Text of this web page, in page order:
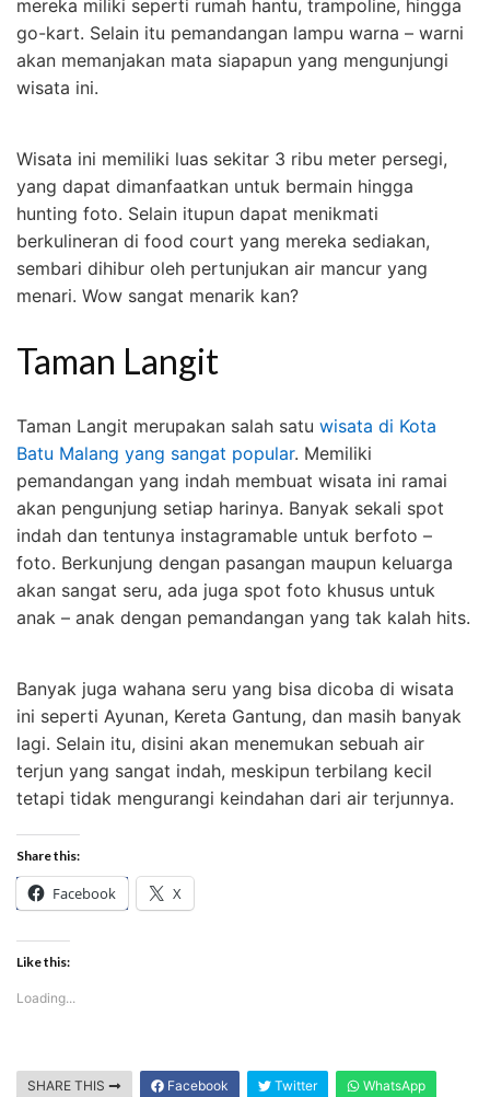
mereka miliki seperti rumah hantu, trampoline, hingga
go-kart. Selain itu pemandangan lampu warna – warni
akan memanjakan mata siapapun yang mengunjungi
wisata ini.
Wisata ini memiliki luas sekitar 3 ribu meter persegi,
yang dapat dimanfaatkan untuk bermain hingga
hunting foto. Selain itupun dapat menikmati
berkulineran di food court yang mereka sediakan,
sembari dihibur oleh pertunjukan air mancur yang
menari. Wow sangat menarik kan?
Taman Langit
Taman Langit merupakan salah satu wisata di Kota
Batu Malang yang sangat popular. Memiliki
pemandangan yang indah membuat wisata ini ramai
akan pengunjung setiap harinya. Banyak sekali spot
indah dan tentunya instagramable untuk berfoto –
foto. Berkunjung dengan pasangan maupun keluarga
akan sangat seru, ada juga spot foto khusus untuk
anak – anak dengan pemandangan yang tak kalah hits.
Banyak juga wahana seru yang bisa dicoba di wisata
ini seperti Ayunan, Kereta Gantung, dan masih banyak
lagi. Selain itu, disini akan menemukan sebuah air
terjun yang sangat indah, meskipun terbilang kecil
tetapi tidak mengurangi keindahan dari air terjunnya.
Share this:
Facebook X
Like this:
Loading...
SHARE THIS Facebook Twitter WhatsApp